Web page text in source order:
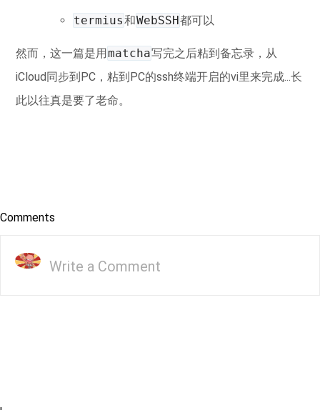
termius和WebSSH都可以
然而，这一篇是用matcha写完之后粘到备忘录，从
iCloud同步到PC，粘到PC的ssh终端开启的vi里来完成...长
此以往真是要了老命。
Comments
Write a Comment
'